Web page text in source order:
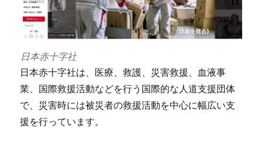
日本赤十字社
日本赤十字社は、医療、救護、災害救援、血液事
業、国際救援活動などを行う国際的な人道支援団体
で、災害時には被災者の救援活動を中心に幅広い支
援を行っています。